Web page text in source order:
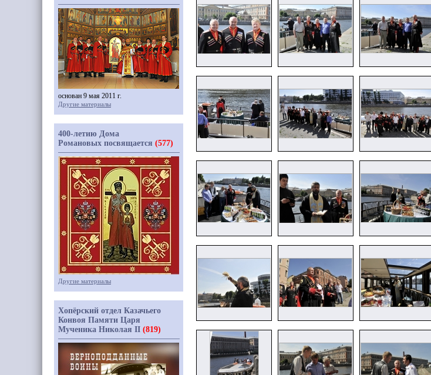
основан 9 мая 2011 г.
Другие материалы
400-летию Дома
Романовых посвящается (577)
Другие материалы
Хопёрский отдел Казачьего
Конвоя Памяти Царя
Мученика Николая II (819)